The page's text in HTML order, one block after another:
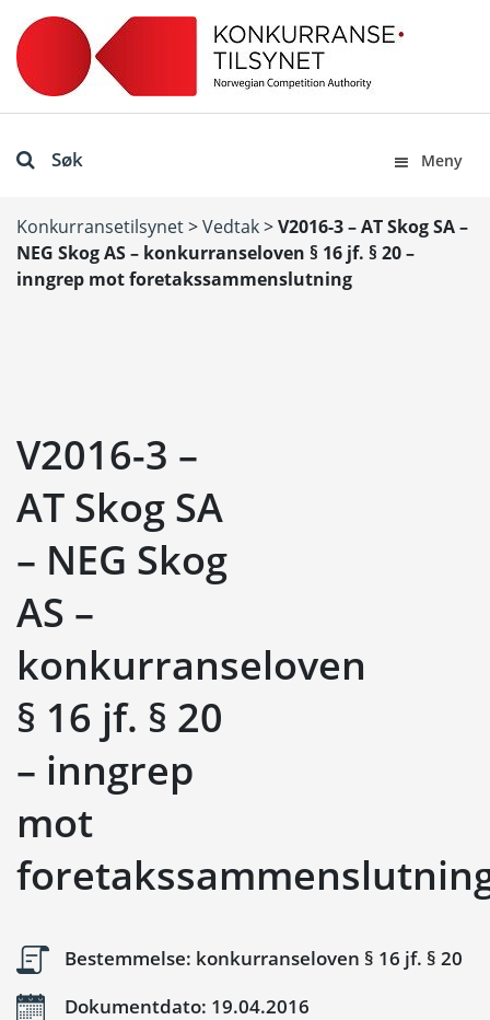
Søk Meny
Konkurransetilsynet>Vedtak>V2016-3 – AT Skog SA –
NEG Skog AS – konkurranseloven § 16 jf. § 20 –
inngrep mot foretakssammenslutning
V2016-3 –
AT Skog SA
– NEG Skog
AS –
konkurranseloven
§ 16 jf. § 20
– inngrep
mot
Bestemmelse: konkurranseloven § 16 jf. § 20
Dokumentdato: 19.04.2016